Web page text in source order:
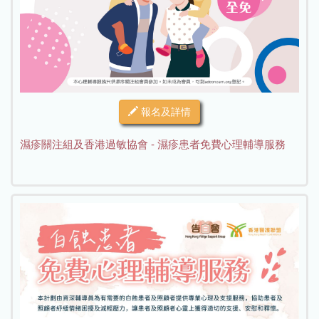
報名及詳情
濕疹關注組及香港過敏協會 - 濕疹患者免費心理輔導服務